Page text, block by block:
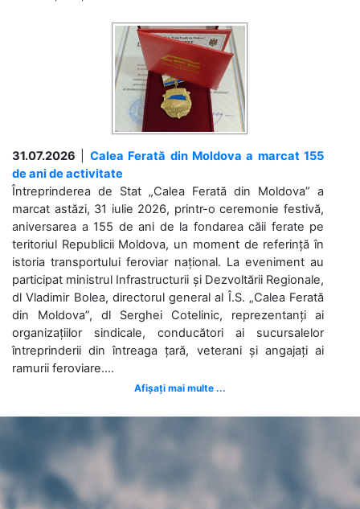
31.07.2026
Calea Ferată din Moldova a marcat 155
de ani de activitate
Întreprinderea de Stat „Calea Ferată din Moldova” a
marcat astăzi, 31 iulie 2026, printr-o ceremonie festivă,
aniversarea a 155 de ani de la fondarea căii ferate pe
teritoriul Republicii Moldova, un moment de referință în
istoria transportului feroviar național. La eveniment au
participat ministrul Infrastructurii și Dezvoltării Regionale,
dl Vladimir Bolea, directorul general al Î.S. „Calea Ferată
din Moldova”, dl Serghei Cotelinic, reprezentanți ai
organizațiilor sindicale, conducători ai sucursalelor
întreprinderii din întreaga țară, veterani și angajați ai
ramurii feroviare....
Afișați mai multe ...